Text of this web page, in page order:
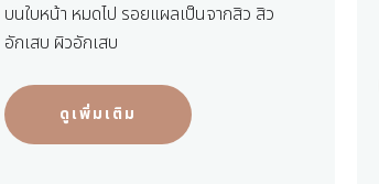
บนใบหน้า หมดไป รอยแผลเป็นจากสิว สิว
อักเสบ ผิวอักเสบ
ดูเพิ่มเติม